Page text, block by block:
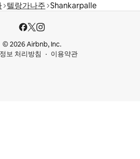
텔랑가나주 Shankarpalle
© 2026 Airbnb, Inc.
보 처리방침
이용약관